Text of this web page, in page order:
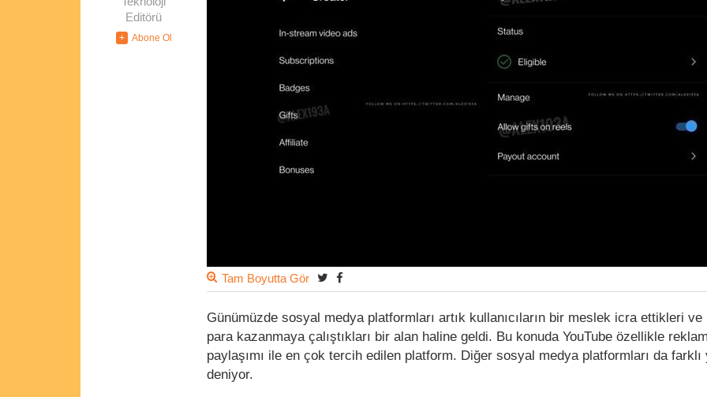
Editörü
Tam Boyutta Gör
Günümüzde sosyal medya platformları artık kullanıcıların bir meslek icra ettikleri
para kazanmaya çalıştıkları bir alan haline geldi. Bu konuda YouTube özellikle
paylaşımı ile en çok tercih edilen platform. Diğer sosyal medya platformları da farklı
deniyor.